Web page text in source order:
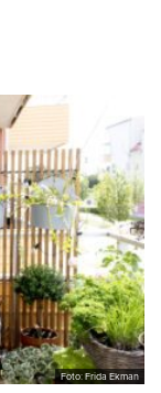
Foto: Frida Ekman